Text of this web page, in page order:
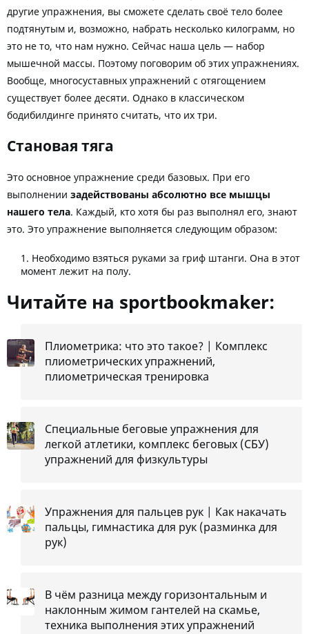
другие упражнения, вы сможете сделать своё тело более
подтянутым и, возможно, набрать несколько килограмм, но
это не то, что нам нужно. Сейчас наша цель — набор
мышечной массы. Поэтому поговорим об этих упражнениях.
Вообще, многосуставных упражнений с отягощением
существует более десяти. Однако в классическом
бодибилдинге принято считать, что их три.
Становая тяга
Это основное упражнение среди базовых. При его
выполнении задействованы абсолютно все мышцы
нашего тела. Каждый, кто хотя бы раз выполнял его, знают
это. Это упражнение выполняется следующим образом:
Необходимо взяться руками за гриф штанги. Она в этот
момент лежит на полу.
Читайте на sportbookmaker:
Плиометрика: что это такое? | Комплекс
плиометрических упражнений,
плиометрическая тренировка
Специальные беговые упражнения для
легкой атлетики, комплекс беговых (СБУ)
упражнений для физкультуры
Упражнения для пальцев рук | Как накачать
пальцы, гимнастика для рук (разминка для
рук)
В чём разница между горизонтальным и
наклонным жимом гантелей на скамье,
техника выполнения этих упражнений